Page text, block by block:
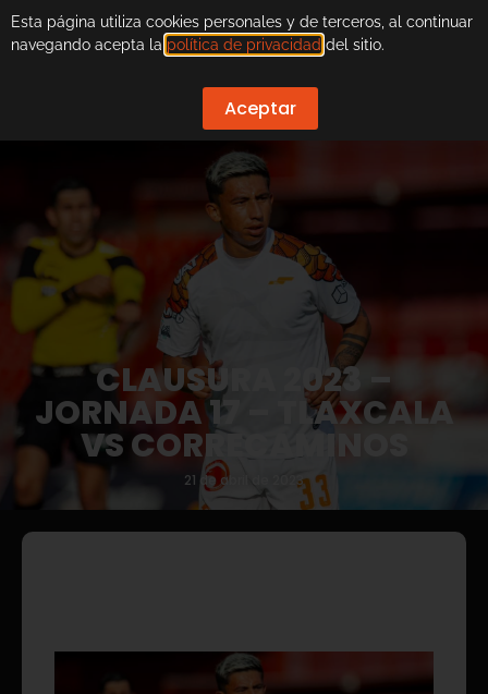
CLAUSURA 2023 –
JORNADA 17 – TLAXCALA
VS CORRECAMINOS
21 de abril de 2023
Esta página utiliza cookies personales y de terceros, al continuar
navegando acepta la política de privacidad del sitio.
Aceptar